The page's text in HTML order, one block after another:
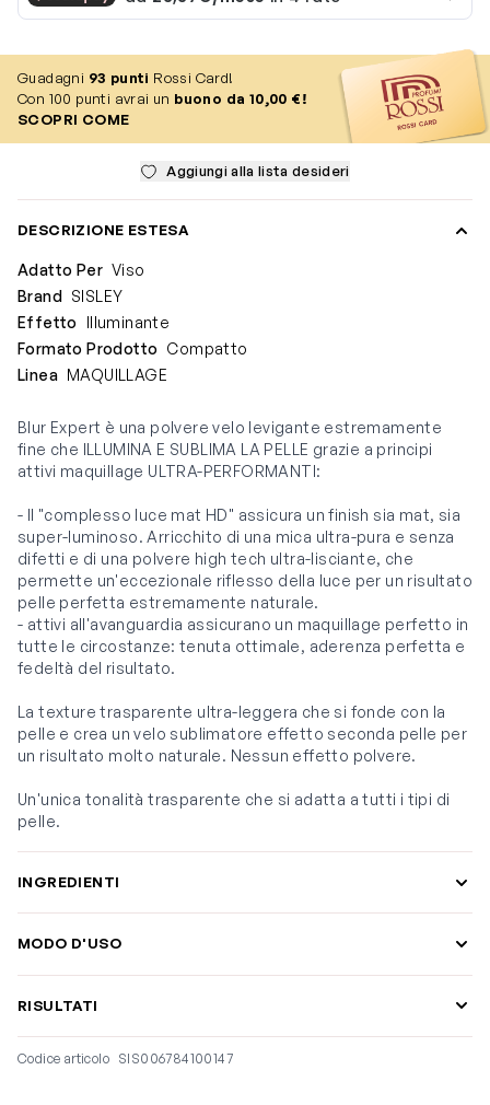
Guadagni 93 punti Rossi Card!
Con 100 punti avrai un buono da 10,00 €!
SCOPRI COME
Aggiungi alla lista desideri
DESCRIZIONE ESTESA
Adatto Per Viso
Brand SISLEY
Effetto
Illuminante
Formato Prodotto Compatto
Linea MAQUILLAGE
Blur Expert è una polvere velo levigante estremamente
fine che ILLUMINA E SUBLIMA LA PELLE grazie a principi
attivi maquillage ULTRA-PERFORMANTI:
- Il "complesso luce mat HD" assicura un finish sia mat, sia
super-luminoso. Arricchito di una mica ultra-pura e senza
difetti e di una polvere high tech ultra-lisciante, che
permette un'eccezionale riflesso della luce per un risultato
pelle perfetta estremamente naturale.
- attivi all'avanguardia assicurano un maquillage perfetto in
tutte le circostanze: tenuta ottimale, aderenza perfetta e
fedeltà del risultato.
La texture trasparente ultra-leggera che si fonde con la
pelle e crea un velo sublimatore effetto seconda pelle per
un risultato molto naturale. Nessun effetto polvere.
Un'unica tonalità trasparente che si adatta a tutti i tipi di
pelle.
INGREDIENTI
MODO D'USO
RISULTATI
Codice articolo SIS006784100147